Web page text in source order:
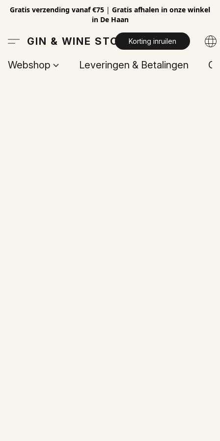
Gratis verzending vanaf €75 | Gratis afhalen in onze winkel
in De Haan
GIN & WINE STOREKorting inruilen
Webshop Leveringen & Betalingen